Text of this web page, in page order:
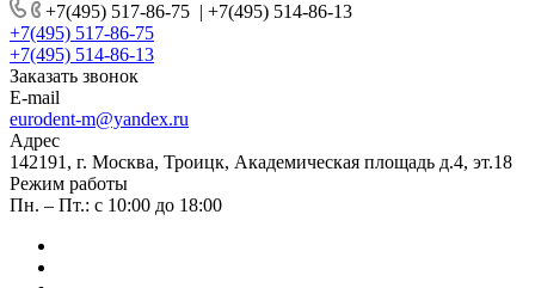
+7(495) 517-86-75 | +7(495) 514-86-13
+7(495) 517-86-75
+7(495) 514-86-13
Заказать звонок
E-mail
eurodent-m@yandex.ru
Адрес
142191, г. Москва, Троицк, Академическая площадь д.4, эт.18
Режим работы
Пн. – Пт.: с 10:00 до 18:00